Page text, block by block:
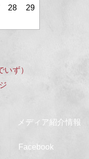
28
29
メディア紹介情報
Facebook